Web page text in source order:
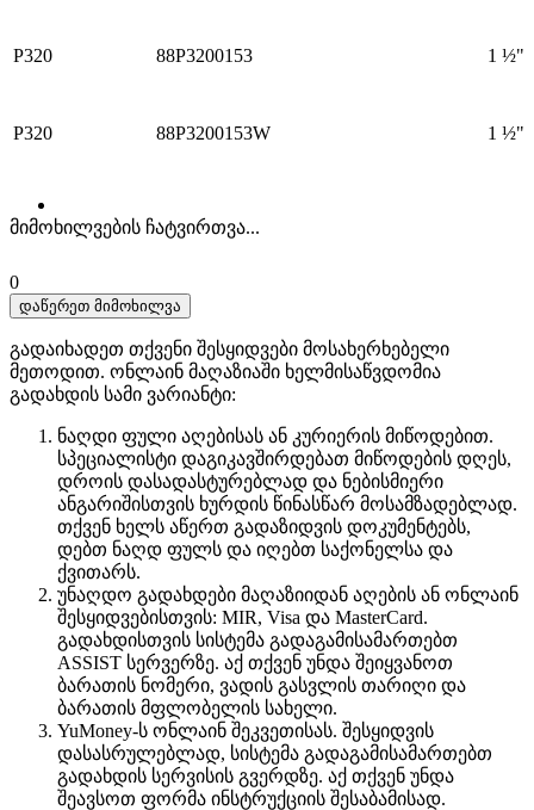
P320 88P3200153 1 ½"
P320 88P3200153W 1 ½"
მიმოხილვების ჩატვირთვა...
0
დაწერეთ მიმოხილვა
გადაიხადეთ თქვენი შესყიდვები მოსახერხებელი
მეთოდით. ​​ონლაინ მაღაზიაში ხელმისაწვდომია
გადახდის სამი ვარიანტი:
ნაღდი ფული აღებისას ან კურიერის მიწოდებით.
სპეციალისტი დაგიკავშირდებათ მიწოდების დღეს,
დროის დასადასტურებლად და ნებისმიერი
ანგარიშისთვის ხურდის წინასწარ მოსამზადებლად.
თქვენ ხელს აწერთ გადაზიდვის დოკუმენტებს,
დებთ ნაღდ ფულს და იღებთ საქონელსა და
ქვითარს.
უნაღდო გადახდები მაღაზიიდან აღების ან ონლაინ
შესყიდვებისთვის: MIR, Visa და MasterCard.
გადახდისთვის სისტემა გადაგამისამართებთ
ASSIST სერვერზე. აქ თქვენ უნდა შეიყვანოთ
ბარათის ნომერი, ვადის გასვლის თარიღი და
ბარათის მფლობელის სახელი.
YuMoney-ს ონლაინ შეკვეთისას. შესყიდვის
დასასრულებლად, სისტემა გადაგამისამართებთ
გადახდის სერვისის გვერდზე. აქ თქვენ უნდა
შეავსოთ ფორმა ინსტრუქციის შესაბამისად.